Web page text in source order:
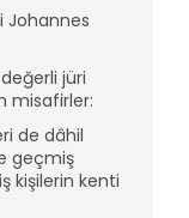
Johannes
jüri
misafirler:
de dâhil
geçmiş
kişilerin kenti